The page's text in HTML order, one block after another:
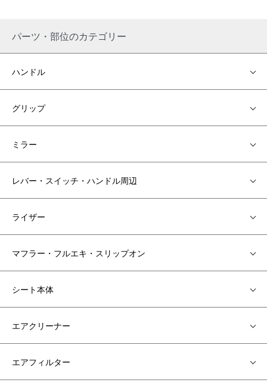
パーツ・部位のカテゴリー
ハンドル
グリップ
ミラー
レバー・スイッチ・ハンドル周辺
ライザー
マフラー・フルエキ・スリップオン
シート本体
エアクリーナー
エアフィルター